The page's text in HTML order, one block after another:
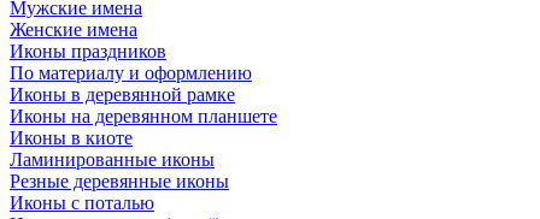
Мужские имена
Женские имена
Иконы праздников
По материалу и оформлению
Иконы в деревянной рамке
Иконы на деревянном планшете
Иконы в киоте
Ламинированные иконы
Резные деревянные иконы
Иконы с поталью